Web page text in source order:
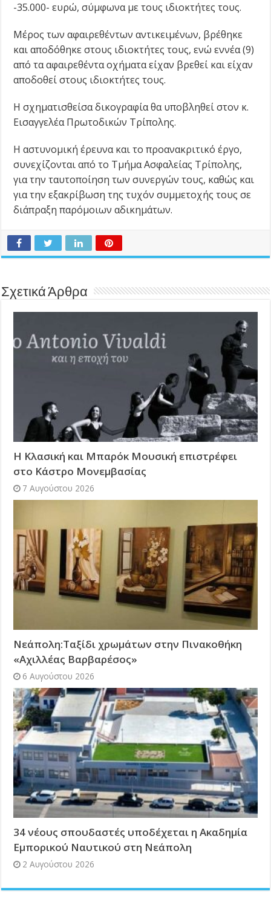
-35.000- ευρώ, σύμφωνα με τους ιδιοκτήτες τους.
Μέρος των αφαιρεθέντων αντικειμένων, βρέθηκε
και αποδόθηκε στους ιδιοκτήτες τους, ενώ εννέα (9)
από τα αφαιρεθέντα οχήματα είχαν βρεθεί και είχαν
αποδοθεί στους ιδιοκτήτες τους.
Η σχηματισθείσα δικογραφία θα υποβληθεί στον κ.
Εισαγγελέα Πρωτοδικών Τρίπολης.
Η αστυνομική έρευνα και το προανακριτικό έργο,
συνεχίζονται από το Τμήμα Ασφαλείας Τρίπολης,
για την ταυτοποίηση των συνεργών τους, καθώς και
για την εξακρίβωση της τυχόν συμμετοχής τους σε
διάπραξη παρόμοιων αδικημάτων.
Σχετικά Άρθρα
Η Κλασική και Μπαρόκ Μουσική επιστρέφει
στο Κάστρο Μονεμβασίας
7 Αυγούστου 2026
Νεάπολη:Ταξίδι χρωμάτων στην Πινακοθήκη
«Αχιλλέας Βαρβαρέσος»
6 Αυγούστου 2026
34 νέους σπουδαστές υποδέχεται η Ακαδημία
Εμπορικού Ναυτικού στη Νεάπολη
2 Αυγούστου 2026